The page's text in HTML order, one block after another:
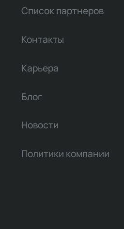
Список партнеров
Контакты
Карьера
Блог
Новости
Политики компании